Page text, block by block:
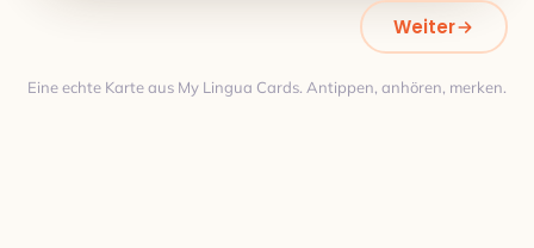
Weiter
Eine echte Karte aus My Lingua Cards. Antippen, anhören, merken.